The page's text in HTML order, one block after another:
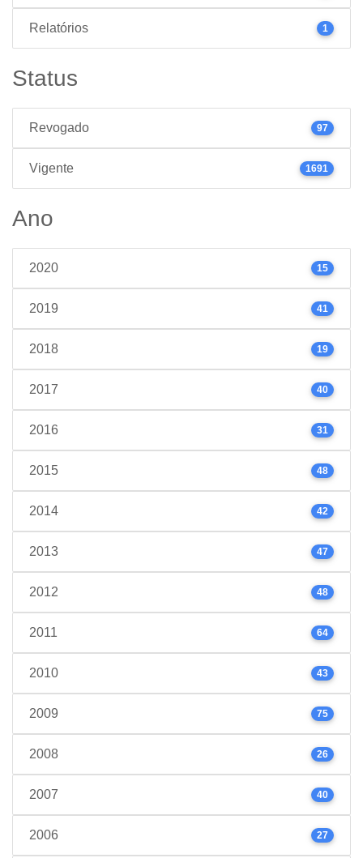
Relatórios 1
Status
Revogado 97
Vigente 1691
Ano
2020 15
2019 41
2018 19
2017 40
2016 31
2015 48
2014 42
2013 47
2012 48
2011 64
2010 43
2009 75
2008 26
2007 40
2006 27